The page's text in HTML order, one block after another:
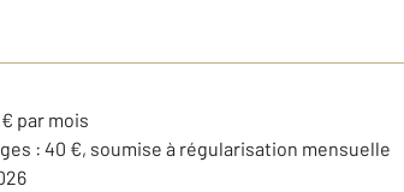
par mois
: 40 €, soumise à régularisation mensuelle